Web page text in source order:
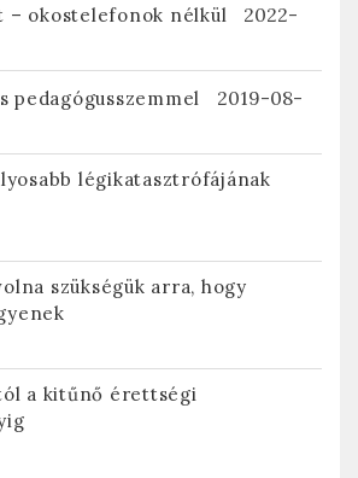
– okostelefonok nélkül
2022-
pedagógusszemmel
2019-08-
légikatasztrófájának
szükségük arra, hogy
a kitűnő érettségi